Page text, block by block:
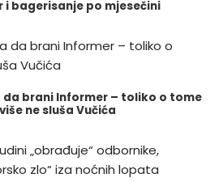
i bagerisanje po mjesečini
da brani Informer – toliko o tome
ne sluša Vučića